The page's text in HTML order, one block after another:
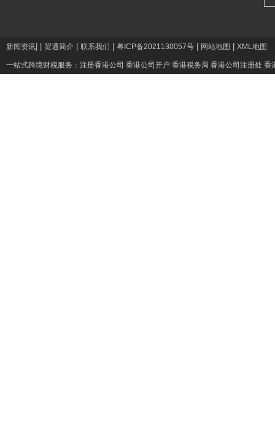
新闻资讯 贸通简介 联系我们 粤ICP备2021130057号 网站地图 XML地图
一站式跨境财税服务： 注册香港公司 香港公司开户 香港税务局 香港公司注册处 香